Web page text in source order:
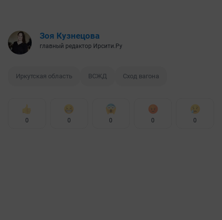
Зоя Кузнецова
главный редактор Ирсити.Ру
Иркутская область ВСЖД Сход вагона
0 0 0 0 0